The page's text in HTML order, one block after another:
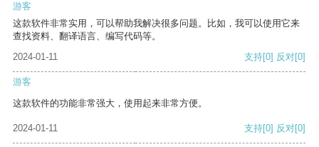
游客
这款软件非常实用，可以帮助我解决很多问题。比如，我可以使用它来
查找资料、翻译语言、编写代码等。
2024-01-11
支持[0] 反对[0]
游客
这款软件的功能非常强大，使用起来非常方便。
2024-01-11 支持[0] 反对[0]